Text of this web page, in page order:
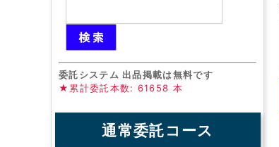
委託システム 出品掲載は無料です
★累計委託本数: 61658 本
通常委託コース